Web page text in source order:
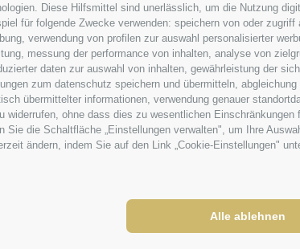
Diese Hilfsmittel sind unerlässlich, um die Nutzung
für folgende Zwecke verwenden: speichern von oder
verwendung von profilen zur auswahl personalisierter
messung der performance von inhalten, analyse von
daten zur auswahl von inhalten, gewährleistung der
zum datenschutz speichern und übermitteln,
übermittelter informationen, verwendung genauer
ohne dass dies zu wesentlichen
die Schaltfläche „Einstellungen verwalten", um Ihre
ändern, indem Sie auf den Link „Cookie-Einstellungen"
Alle ablehnen
gerne für dich da
Tiers am Rosengarten • St. Georgstraße 30
info@paradies.it